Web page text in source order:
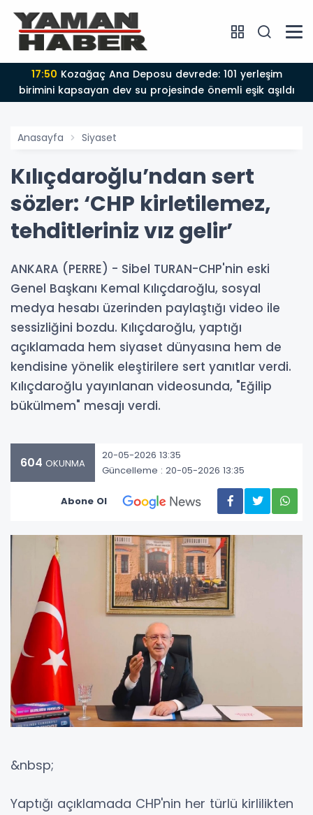
17:50
birimini kapsayan dev su projesinde önemli eşik aşıldı
Anasayfa Siyaset
Kılıçdaroğlu’ndan sert
sözler: ‘CHP kirletilemez,
tehditleriniz vız gelir’
ANKARA (PERRE) - Sibel TURAN-CHP'nin eski
Genel Başkanı Kemal Kılıçdaroğlu, sosyal
medya hesabı üzerinden paylaştığı video ile
sessizliğini bozdu. Kılıçdaroğlu, yaptığı
açıklamada hem siyaset dünyasına hem de
kendisine yönelik eleştirilere sert yanıtlar verdi.
Kılıçdaroğlu yayınlanan videosunda, "Eğilip
bükülmem" mesajı verdi.
604 OKUNMA
20-05-2026 13:35
Güncelleme : 20-05-2026 13:35
Abone Ol
&nbsp;
Yaptığı açıklamada CHP'nin her türlü kirlilikten